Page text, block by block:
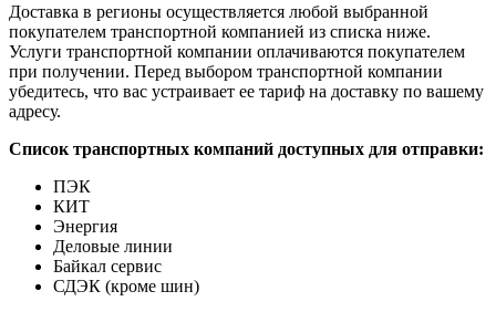
Доставка в регионы осуществляется любой выбранной
покупателем транспортной компанией из списка ниже.
Услуги транспортной компании оплачиваются покупателем
при получении. Перед выбором транспортной компании
убедитесь, что вас устраивает ее тариф на доставку по вашему
адресу.
Список транспортных компаний доступных для отправки:
ПЭК
КИТ
Энергия
Деловые линии
Байкал сервис
СДЭК (кроме шин)